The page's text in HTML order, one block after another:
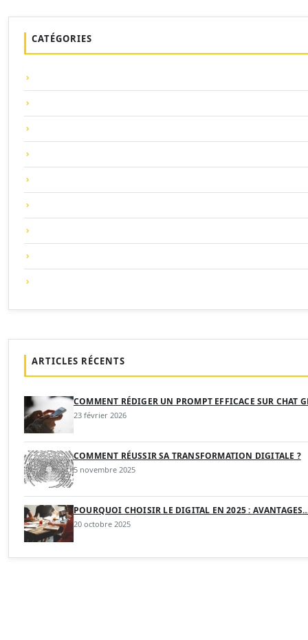
CATÉGORIES
ARTICLES RÉCENTS
COMMENT RÉDIGER UN PROMPT EFFICACE SUR CHAT
23 février 2026
COMMENT RÉUSSIR SA TRANSFORMATION DIGITALE ?
5 novembre 2025
POURQUOI CHOISIR LE DIGITAL EN 2025 :
20 octobre 2025